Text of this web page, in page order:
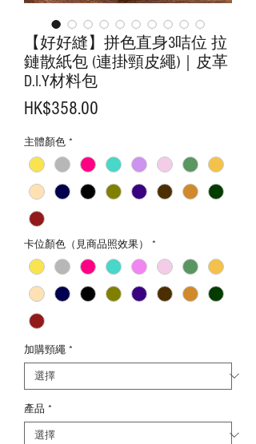
【好好縫】拼色直身3咭位 拉
鏈散紙包 (連掛頸皮繩)｜皮革
D.I.Y材料包
HK$358.00
主體顏色 *
卡位顏色（見商品照效果） *
加購頸繩 *
產品 *